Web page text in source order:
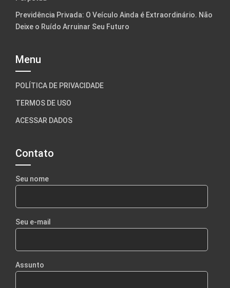
Previdência Privada: O Veículo Ainda é Extraordinário. Não
Deixe o Ruído Arruinar Seu Futuro
Menu
POLÍTICA DE PRIVACIDADE
TERMOS DE USO
ACESSAR DADOS
Contato
Seu nome
Seu e-mail
Assunto